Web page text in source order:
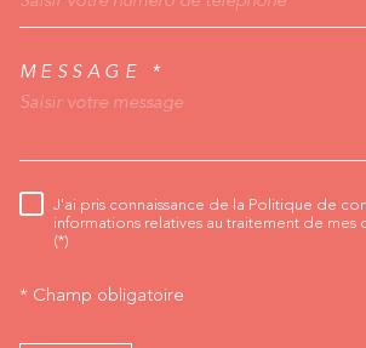
MESSAGE *
J'ai pris connaissance de la Politique de
informations relatives au traitement de mes
(*)
* Champ obligatoire